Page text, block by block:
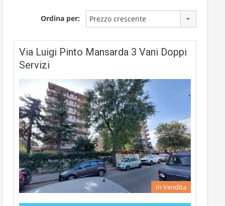
Ordina per: Prezzo crescente
Via Luigi Pinto Mansarda 3 Vani Doppi
Servizi
In Vendita